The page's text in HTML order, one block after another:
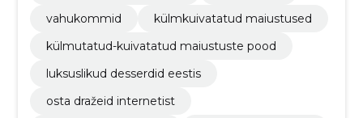
vahukommid
külmkuivatatud maiustused
külmutatud-kuivatatud maiustuste pood
luksuslikud desserdid eestis
osta dražeid internetist